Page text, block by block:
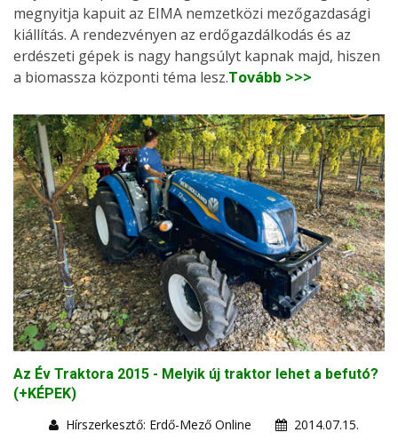
megnyitja kapuit az EIMA nemzetközi mezőgazdasági
kiállítás. A rendezvényen az erdőgazdálkodás és az
erdészeti gépek is nagy hangsúlyt kapnak majd, hiszen
a biomassza központi téma lesz.Tovább >>>
Az Év Traktora 2015 - Melyik új traktor lehet a befutó?
(+KÉPEK)
Hírszerkesztő: Erdő-Mező Online
2014.07.15.